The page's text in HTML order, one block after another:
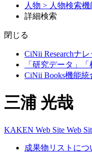
人物 > 人物検索機
詳細検索
閉じる
CiNii Researchナ
「研究データ」
CiNii Books機能
三浦 光哉
KAKEN Web Site Web
成果物リストにつ